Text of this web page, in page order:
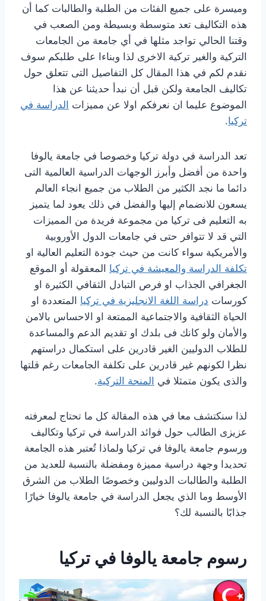
وميسرة على جميع الفئات من الطلبة والطالبات كما أن
هذه التكاليف تعد متوسطة وبسيطة ومن الصعب في
وقتنا الحالي تواجد مثلها في أي جامعة من الجامعات
التركية والغير تركية الاخرى لذا وبناءا على طلبكم سوف
نقدم لكم في هذا المقال كل التفاصيل التى تتعلق حول
تكاليف الجامعة ولكن قبل أن نبدأ حديثنا عن هذا
الموضوع عليما ان نعرفكم اولا عن مميزات الدراسة في
تركيا.
تعد الدراسة في دولة تركيا وخصوصا في جامعة يالوفا
واحدة من أفضل وأبرز الوجهات الدراسية العالمية التى
دائما ما نجد الكثير من الطلاب من جميع انجاء العالم
يسعون للانضمام إليها والفضل في ذلك يعود لما يتميز
به التعليم فى تركيا من مجموعة فريدة من المميزات
التي قد لا تتوافر حتى في جامعات الدول الأوروبية
والأمريكية سواء كانت من حيث جودة التعليم العالية او
تكلفة الدراسة والمعيشة في تركيا المعقولة أو الموقع
الجغرافي الجذاب او فرص التبادل الثقافي الكثيرة او
كورسات دراسة اللغة الانجليزية في تركيا المتعددة او
الحياة الثقافية والاجتماعية الممتعة او الاحساس بالامن
والأمان ولو كانك فى بلدك او تقديم الدعم والمساعدة
للطلاب الدوليين الغير قادرين على استكمال دراستهم
نظرا لكونهم غير قادرين على تكلفة الجامعات رغم قلتها
والذى يكون متمثلا في المنحة التركية.
لذا سنكتشف معا في هذه المقالة كل ما تحتاج لمعرفته
عزيزى الطالب حول فوائد الدراسة في تركيا وتكاليف
ورسوم جامعة يالوفا في تركيا ولماذا تُعتبر هذه الجامعة
تحديدا وجهة دراسية مميزة ومفضلة بالنسبة للعديد من
الطلبة والطالبات الدوليين وخصوصًا الطلاب من الشرق
الأوسط وما الذي يجعل الدراسة في جامعة يالوفا خيارًا
جذابًا بالنسبة لك؟
رسوم جامعة يالوفا في تركيا